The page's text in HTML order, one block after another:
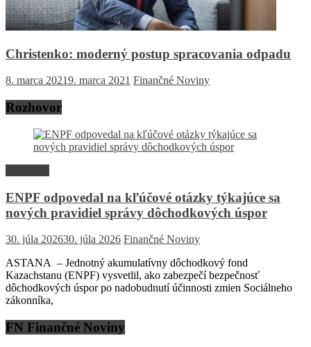
Christenko: moderný postup spracovania odpadu
8. marca 20219. marca 2021 Finančné Noviny
Rozhovor
ENPF odpovedal na kľúčové otázky týkajúce sa
nových pravidiel správy dôchodkových úspor
30. júla 202630. júla 2026 Finančné Noviny
ASTANA – Jednotný akumulatívny dôchodkový fond
Kazachstanu (ENPF) vysvetlil, ako zabezpečí bezpečnosť
dôchodkových úspor po nadobudnutí účinnosti zmien Sociálneho
zákonníka,
FN Finančné Noviny